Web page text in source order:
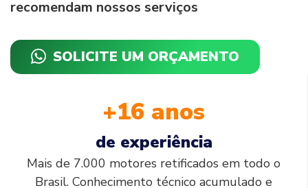
recomendam nossos serviços
SOLICITE UM ORÇAMENTO
+16 anos
de experiência
Mais de 7.000 motores retificados em todo o
Brasil. Conhecimento técnico acumulado e